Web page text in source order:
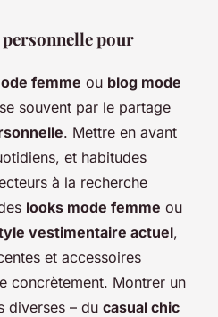
pour
femme ou blog mode
souvent par le partage
. Mettre en avant
et habitudes
à la recherche
looks mode femme ou
vestimentaire actuel,
et accessoires
concrètement. Montrer un
diverses – du casual chic